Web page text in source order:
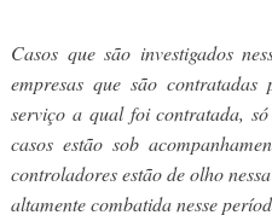
Casos que são investigados
empresas que são
serviço a qual foi contratada,
casos estão sob
controladores estão de olho
altamente combatida nesse